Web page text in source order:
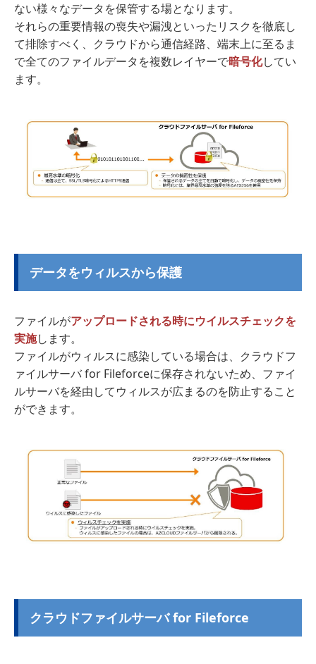
ない様々なデータを保管する場となります。
それらの重要情報の喪失や漏洩といったリスクを徹底し
て排除すべく、クラウドから通信経路、端末上に至るま
で全てのファイルデータを複数レイヤーで暗号化してい
ます。
データをウィルスから保護
ファイルがアップロードされる時にウイルスチェックを
実施します。
ファイルがウィルスに感染している場合は、クラウドフ
ァイルサーバ for Fileforceに保存されないため、ファイ
ルサーバを経由してウィルスが広まるのを防止すること
ができます。
クラウドファイルサーバ for Fileforce